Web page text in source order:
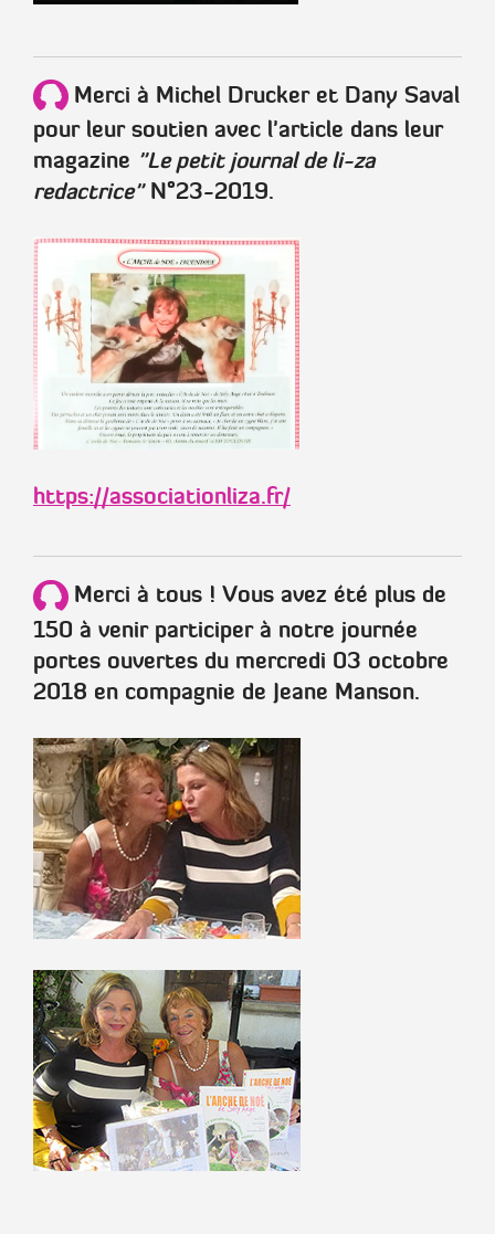
Merci à Michel Drucker et Dany Saval
pour leur soutien avec l'article dans leur
magazine "Le petit journal de li-za
redactrice"N°23-2019.
https://associationliza.fr/
Merci à tous ! Vous avez été plus de
150 à venir participer à notre journée
portes ouvertes du mercredi 03 octobre
2018 en compagnie de Jeane Manson.